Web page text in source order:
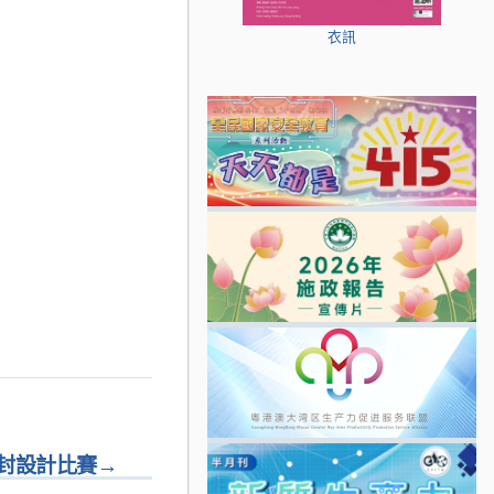
→
設計比賽
衣訊